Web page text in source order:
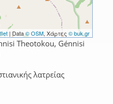
| Data© OSM, Χάρτες © buk.gr
Theotokou, Génnisi
λατρείας